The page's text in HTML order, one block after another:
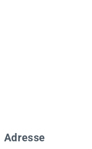
Adresse